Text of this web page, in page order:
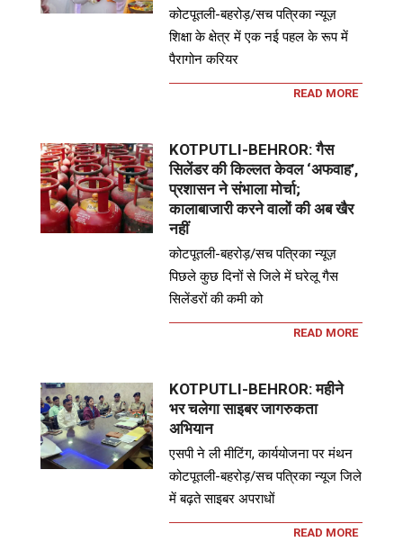
कोटपूतली-बहरोड़/सच पत्रिका न्यूज़
शिक्षा के क्षेत्र में एक नई पहल के रूप में
पैरागोन करियर
READ MORE
KOTPUTLI-BEHROR: गैस
सिलेंडर की किल्लत केवल ‘अफवाह’,
प्रशासन ने संभाला मोर्चा;
कालाबाजारी करने वालों की अब खैर
नहीं
कोटपूतली-बहरोड़/सच पत्रिका न्यूज़
पिछले कुछ दिनों से जिले में घरेलू गैस
सिलेंडरों की कमी को
READ MORE
KOTPUTLI-BEHROR: महीने
भर चलेगा साइबर जागरुकता
अभियान
एसपी ने ली मीटिंग, कार्ययोजना पर मंथन
कोटपूतली-बहरोड़/सच पत्रिका न्यूज जिले
में बढ़ते साइबर अपराधों
READ MORE